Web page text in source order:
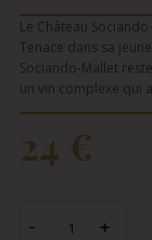
Le Château
Tenace dans sa
Sociando-Mallet
un vin complexe qui
24 €